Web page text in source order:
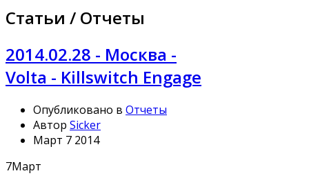
Статьи / Отчеты
2014.02.28 - Москва -
Volta - Killswitch Engage
Опубликовано в Отчеты
Автор Sicker
Март 7 2014
7Март